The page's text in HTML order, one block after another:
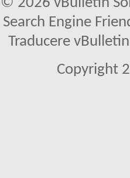
2026 vBulletin
Search Engine
Traducere
Copyright